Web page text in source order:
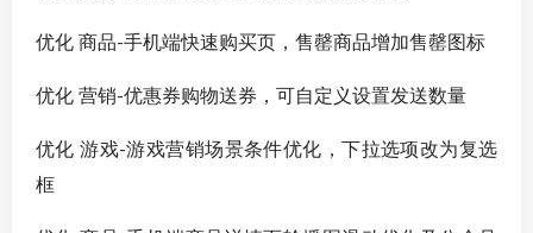
优化 商品-手机端快速购买页，售罄商品增加售罄图标
优化 营销-优惠券购物送券，可自定义设置发送数量
优化 游戏-游戏营销场景条件优化，下拉选项改为复选
框